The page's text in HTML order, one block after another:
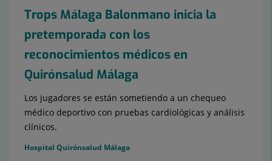
Trops Málaga Balonmano inicia la
pretemporada con los
reconocimientos médicos en
Quirónsalud Málaga
Los jugadores se están sometiendo a un chequeo
médico deportivo con pruebas cardiológicas y análisis
clínicos.
Hospital Quirónsalud Málaga